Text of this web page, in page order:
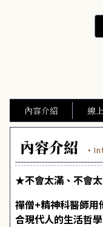
內容介紹 線
內容介紹
★不會太滿、不會
禪僧+精神科醫師用
合現代人的生活哲學